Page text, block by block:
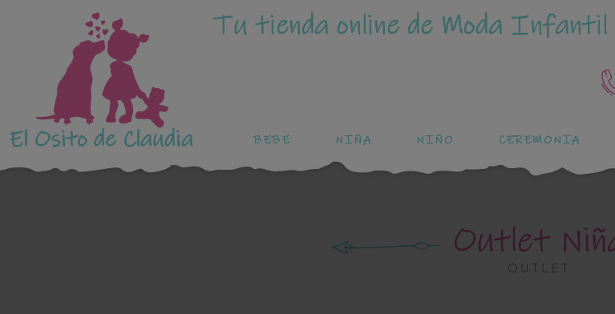
El Osito de Claudia
Tu tienda online de Moda Infantil
BEBE NIÑA NIÑO CEREMONIA
Outlet
OUTLET